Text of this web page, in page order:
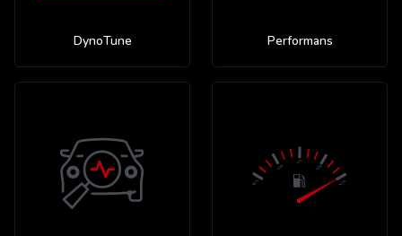
DynoTune Performans